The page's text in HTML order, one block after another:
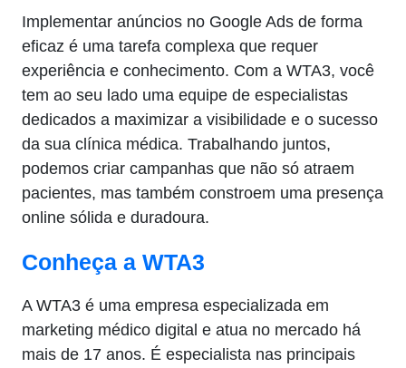
Implementar anúncios no Google Ads de forma
eficaz é uma tarefa complexa que requer
experiência e conhecimento. Com a WTA3, você
tem ao seu lado uma equipe de especialistas
dedicados a maximizar a visibilidade e o sucesso
da sua clínica médica. Trabalhando juntos,
podemos criar campanhas que não só atraem
pacientes, mas também constroem uma presença
online sólida e duradoura.
Conheça a WTA3
A WTA3 é uma empresa especializada em
marketing médico digital e atua no mercado há
mais de 17 anos. É especialista nas principais